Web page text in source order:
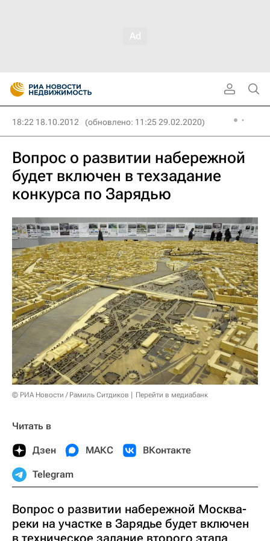
18:22 18.10.2012 (обновлено: 11:25 29.02.2020)
Вопрос о развитии набережной
будет включен в техзадание
конкурса по Зарядью
© РИА Новости / Рамиль Ситдиков Перейти в медиабанк
Читать в
Дзен МАКС ВКонтакте
Telegram
Вопрос о развитии набережной Москва-
реки на участке в Зарядье будет включен
в техническое задание второго этапа